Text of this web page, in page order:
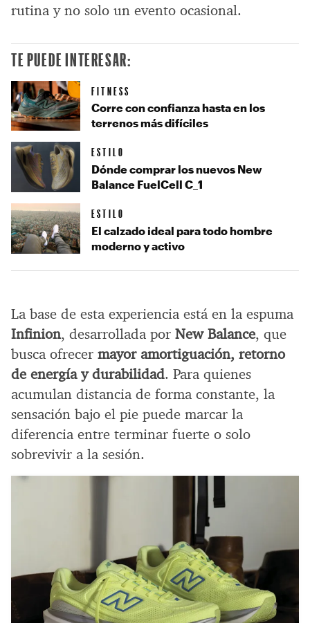
rutina y no solo un evento ocasional.
La base de esta experiencia está en la espuma
Infinion, desarrollada por New Balance, que
busca ofrecer mayor amortiguación, retorno
de energía y durabilidad. Para quienes
acumulan distancia de forma constante, la
sensación bajo el pie puede marcar la
diferencia entre terminar fuerte o solo
sobrevivir a la sesión.
TE PUEDE INTERESAR:
FITNESS
Corre con confianza hasta en los
terrenos más difíciles
ESTILO
Dónde comprar los nuevos New
Balance FuelCell C_1
ESTILO
El calzado ideal para todo hombre
moderno y activo